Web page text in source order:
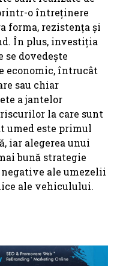
o întreținere
forma, rezistența și
În plus, investiția
dovedește
economic, întrucât
sau chiar
a jantelor
la care sunt
umed este primul
iar alegerea unui
bună strategie
ale umezelii
ale vehiculului.